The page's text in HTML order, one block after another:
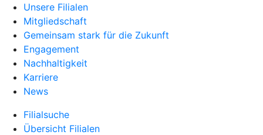
Unsere Filialen
Mitgliedschaft
Gemeinsam stark für die Zukunft
Engagement
Nachhaltigkeit
Karriere
News
Filialsuche
Übersicht Filialen